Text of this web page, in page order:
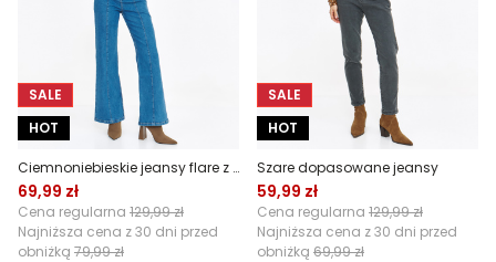
SALE
HOT
Ciemnoniebieskie jeansy flare z przeszyciem
69,99 zł
Cena regularna 129,99 zł
Najniższa cena z 30 dni przed
obniżką 79,99 zł
SALE
HOT
Szare dopasowane jeansy
59,99 zł
Cena regularna 129,99 zł
Najniższa cena z 30 dni przed
obniżką 69,99 zł